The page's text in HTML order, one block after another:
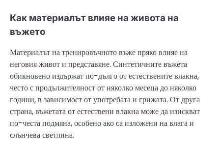
Как материалът влияе на живота на
въжето
Материалът на тренировъчното въже пряко влияе на
неговия живот и представяне. Синтетичните въжета
обикновено издържат по-дълго от естествените влакна,
често с продължителност от няколко месеца до няколко
години, в зависимост от употребата и грижата. От друга
страна, въжетата от естествени влакна може да изискват
по-честа подмяна, особено ако са изложени на влага и
слънчева светлина.